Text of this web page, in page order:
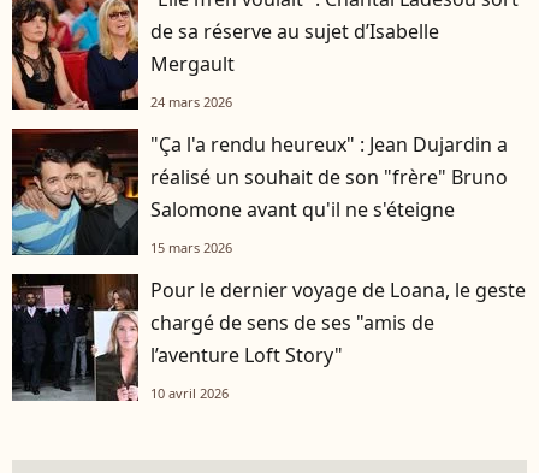
de sa réserve au sujet d’Isabelle
Mergault
24 mars 2026
"Ça l'a rendu heureux" : Jean Dujardin a
réalisé un souhait de son "frère" Bruno
Salomone avant qu'il ne s'éteigne
15 mars 2026
Pour le dernier voyage de Loana, le geste
chargé de sens de ses "amis de
l’aventure Loft Story"
10 avril 2026